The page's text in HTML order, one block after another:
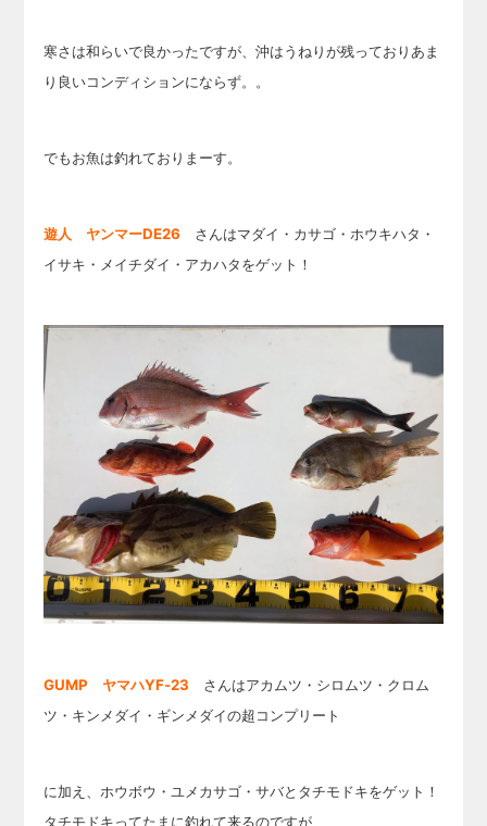
寒さは和らいで良かったですが、沖はうねりが残っておりあま
り良いコンディションにならず。。
でもお魚は釣れておりまーす。
遊人 ヤンマーDE26 さんはマダイ・カサゴ・ホウキハタ・
イサキ・メイチダイ・アカハタをゲット！
GUMP ヤマハYF-23 さんはアカムツ・シロムツ・クロム
ツ・キンメダイ・ギンメダイの超コンプリート
に加え、ホウボウ・ユメカサゴ・サバとタチモドキをゲット！
タチモドキってたまに釣れて来るのですが、